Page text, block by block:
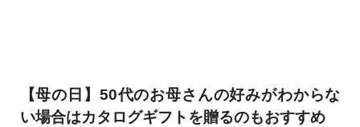
【母の日】50代のお母さんの好みがわからな
い場合はカタログギフトを贈るのもおすすめ